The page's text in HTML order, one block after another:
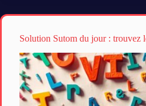
Solution Sutom du jour : trouvez